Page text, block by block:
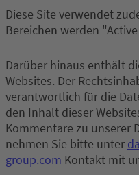
Diese Site verwendet
Bereichen werden
Darüber hinaus enthält
Websites. Der
verantwortlich für die
den Inhalt dieser
Kommentare zu unserer
nehmen Sie bitte unter
group.com Kontakt mit